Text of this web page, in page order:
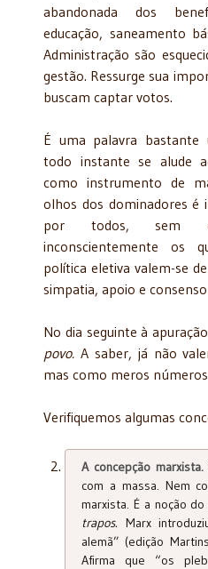
abandonada dos
educação, saneamento
Administração são
gestão. Ressurge sua
buscam captar votos.
É uma palavra bastante
todo instante se alude
como instrumento de
olhos dos dominadores é
por todos, sem
inconscientemente os
política eletiva valem-se
simpatia, apoio e
No dia seguinte à
povo. A saber, já não
mas como meros
Verifiquemos algumas
A concepção marxista.
com a massa. Nem
marxista. É a noção
trapos. Marx
alemã” (edição
Afirma que “os